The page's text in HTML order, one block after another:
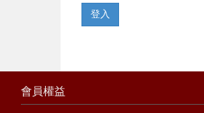
登入
會員權益